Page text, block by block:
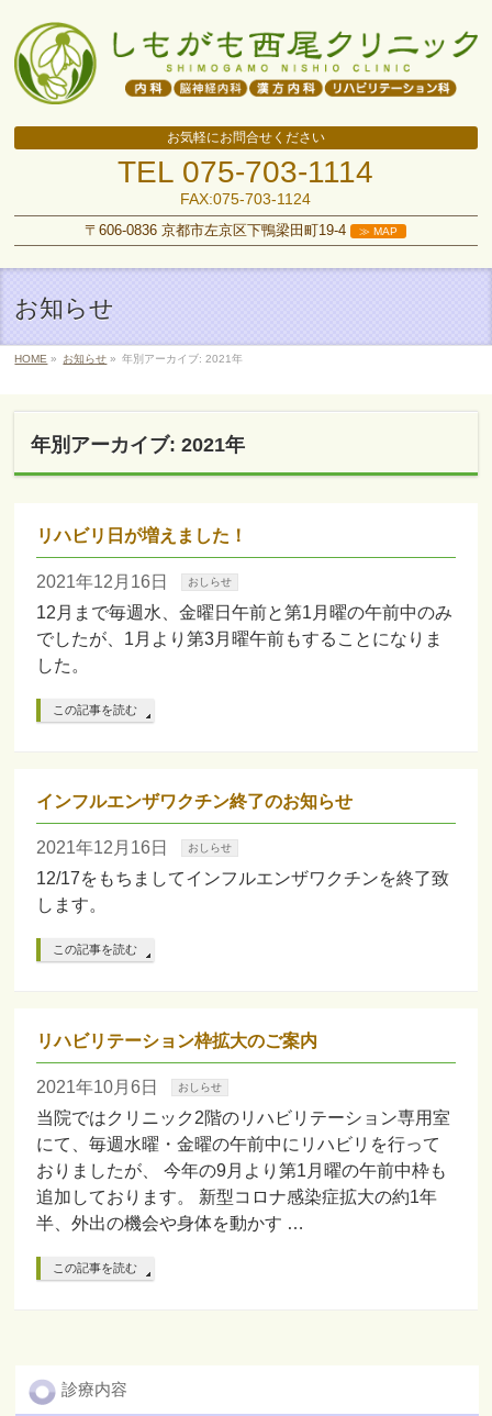
お気軽にお問合せください
TEL 075-703-1114
FAX:075-703-1124
〒606-0836 京都市左京区下鴨梁田町19-4 ≫ MAP
お知らせ
HOME » お知らせ » 年別アーカイブ: 2021年
年別アーカイブ: 2021年
リハビリ日が増えました！
2021年12月16日 おしらせ
12月まで毎週水、金曜日午前と第1月曜の午前中のみ
でしたが、1月より第3月曜午前もすることになりま
した。
この記事を読む
インフルエンザワクチン終了のお知らせ
2021年12月16日 おしらせ
12/17をもちましてインフルエンザワクチンを終了致
します。
この記事を読む
リハビリテーション枠拡大のご案内
2021年10月6日 おしらせ
当院ではクリニック2階のリハビリテーション専用室
にて、毎週水曜・金曜の午前中にリハビリを行って
おりましたが、 今年の9月より第1月曜の午前中枠も
追加しております。 新型コロナ感染症拡大の約1年
半、外出の機会や身体を動かす …
この記事を読む
診療内容